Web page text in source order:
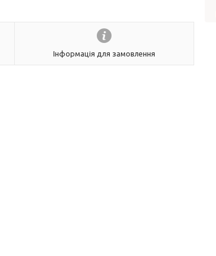
Інформація для замовлення